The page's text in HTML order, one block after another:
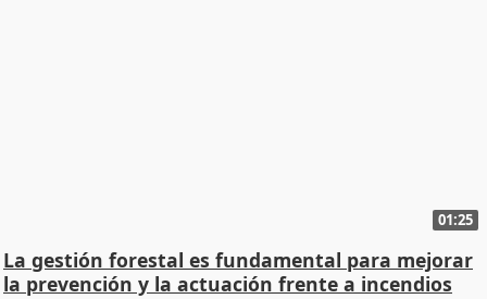
01:25
La gestión forestal es fundamental para mejorar
la prevención y la actuación frente a incendios